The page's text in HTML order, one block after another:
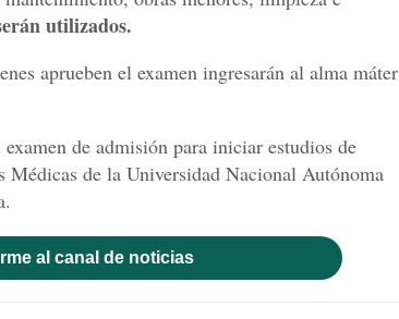
utilizados.
aprueben el examen ingresarán al alma máter
de admisión para iniciar estudios de
Médicas de la Universidad Nacional Autónoma
al canal de noticias